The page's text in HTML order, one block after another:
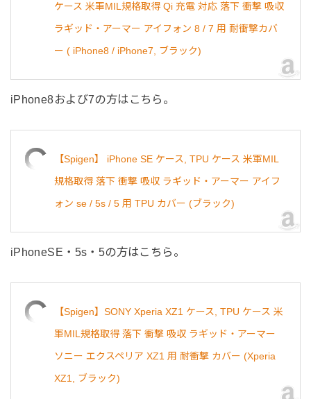
ケース 米軍MIL規格取得 Qi 充電 対応 落下 衝撃 吸収
ラギッド・アーマー アイフォン 8 / 7 用 耐衝撃カバ
ー ( iPhone8 / iPhone7, ブラック)
iPhone8および7の方はこちら。
【Spigen】 iPhone SE ケース, TPU ケース 米軍MIL
規格取得 落下 衝撃 吸収 ラギッド・アーマー アイフ
ォン se / 5s / 5 用 TPU カバー (ブラック)
iPhoneSE・5s・5の方はこちら。
【Spigen】SONY Xperia XZ1 ケース, TPU ケース 米
軍MIL規格取得 落下 衝撃 吸収 ラギッド・アーマー
ソニー エクスペリア XZ1 用 耐衝撃 カバー (Xperia
XZ1, ブラック)